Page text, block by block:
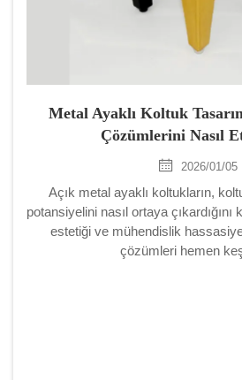
Metal Ayaklı Koltuk
Çözümlerini Nasıl
2026/01/05
Açık metal ayaklı koltukların,
potansiyelini nasıl ortaya
estetiği ve mühendislik
çözümleri hemen